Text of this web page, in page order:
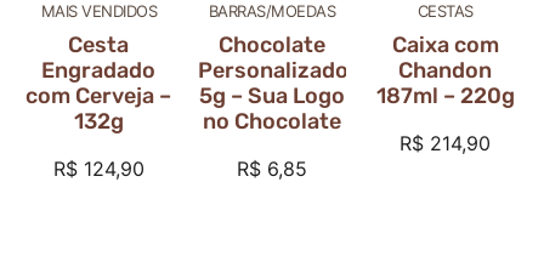
MAIS VENDIDOS
Cesta
Engradado
com Cerveja –
132g
R$124,90
BARRAS/MOEDAS
Chocolate
Personalizado
5g – Sua Logo
no Chocolate
R$6,85
CESTAS
Caixa com
Chandon
187ml – 220g
R$ 214,90